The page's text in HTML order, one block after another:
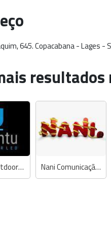
645. Copacabana - Lages -
Ubuntu Outdoor Led Nani Comunicação Visual